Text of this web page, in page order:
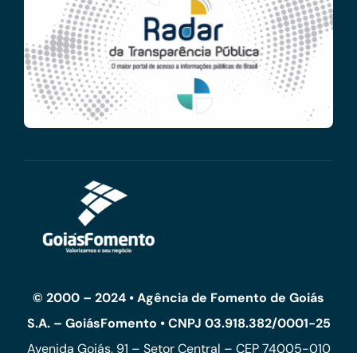
© 2000 – 2024 • Agência de Fomento de Goiás
S.A. – GoiásFomento • CNPJ 03.918.382/0001-25
Avenida Goiás, 91 – Setor Central – CEP 74005-010